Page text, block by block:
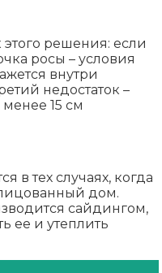
решения: если
росы – условия
внутри
недостаток –
15 см
в тех случаях, когда
дом.
сайдингом,
ее и утеплить